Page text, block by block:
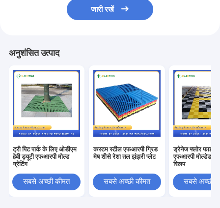
जारी रखें
अनुशंसित उत्पाद
ट्री पिट पार्क के लिए ओडीएम
हेवी ड्यूटी एफआरपी मोल्ड
ग्रेटिंग
सबसे अच्छी कीमत
कस्टम स्टील एफआरपी ग्रिड
मेष शीसे रेशा तल झंझरी प्लेट
सबसे अच्छी कीमत
ड्रेनेज फ्लोर
एफआरपी मोल्डेड
स्लिप
सबसे अच्छी